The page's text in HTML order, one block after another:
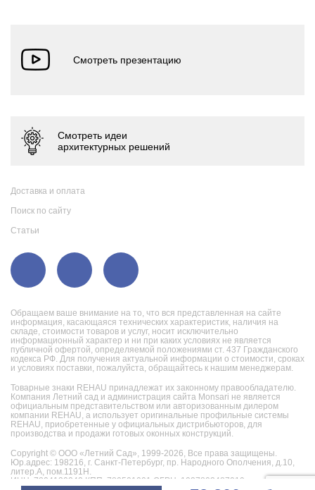
Обращаем ваше внимание на то, что вся представленная на сайте
информация, касающаяся технических характеристик, наличия на
складе, стоимости товаров и услуг, носит исключительно
информационный характер и ни при каких условиях не является
публичной офертой, определяемой положениями ст. 437 Гражданского
кодекса РФ. Для получения актуальной информации о стоимости, сроках
и условиях поставки, пожалуйста, обращайтесь к нашим менеджерам.
Товарные знаки REHAU принадлежат их законному правообладателю.
Компания Летний сад и администрация сайта Monsari не является
официальным представительством или авторизованным дилером
компании REHAU, а использует оригинальные профильные системы
REHAU, приобретенные у официальных дистрибьюторов, для
производства и продажи готовых оконных конструкций.
Copyright © ООО «Летний Сад», 1999-2026, Все права защищены.
Юр.адрес: 198216, г. Санкт-Петербург, пр. Народного Ополчения, д.10,
литер.А, пом.1191Н.
ИНН: 7804130242 КПП: 780501001 ОГРН: 1027802487019
Доставка и оплата
Поиск по сайту
Статьи